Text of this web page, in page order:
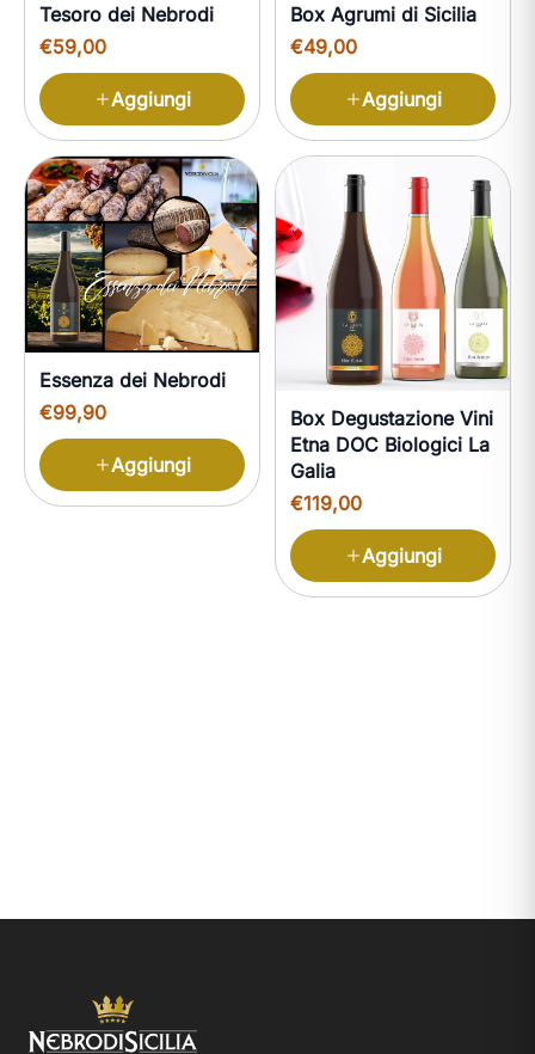
Tesoro dei Nebrodi
€59,00
Aggiungi
Box Agrumi di Sicilia
€49,00
Aggiungi
Essenza dei Nebrodi
€99,90
Aggiungi
Box Degustazione Vini
Etna DOC Biologici La
Galia
€119,00
Aggiungi